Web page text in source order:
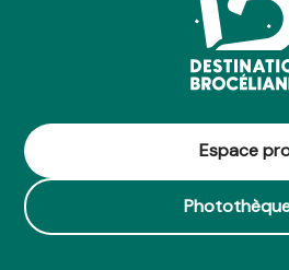
Espace